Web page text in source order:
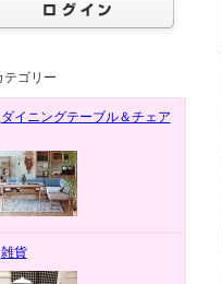
ダイニングテーブル＆チェア
雑貨